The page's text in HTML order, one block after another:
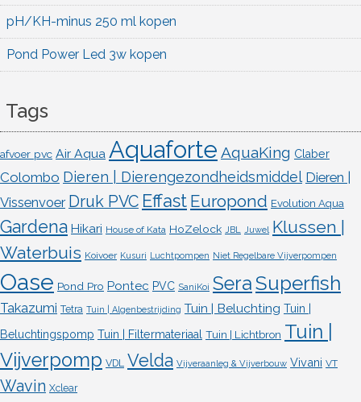
pH/KH-minus 250 ml kopen
Pond Power Led 3w kopen
Tags
afvoer pvc Air Aqua Aquaforte AquaKing Claber
Colombo Dieren | Dierengezondheidsmiddel Dieren |
Vissenvoer Druk PVC Effast Europond Evolution Aqua
Gardena Hikari House of Kata HoZelock JBL Juwel Klussen |
Waterbuis Koivoer Kusuri Luchtpompen Niet Regelbare Vijverpompen
Oase Pond Pro Pontec PVC SaniKoi SeraSuperfish
Takazumi Tetra Tuin | Algenbestrijding Tuin | Beluchting Tuin |
Beluchtingspomp Tuin | Filtermateriaal Tuin | Lichtbron Tuin |
Vijverpomp VDL Velda Vijveraanleg & Vijverbouw Vivani VT
Wavin Xclear